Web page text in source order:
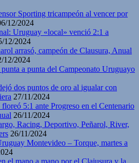
Sporting tricampeón al vencer por
12/2024
Uruguay «local» venció 2:1 a
12/2024
arrasó, campeón de Clausura, Anual
12/2024
a punta del Campeonato Uruguayo
dos puntos de oro al igualar con
27/11/2024
5:1 ante Progreso en el Centenario
26/11/2024
Racing, Deportivo, Peñarol, River,
26/11/2024
Montevideo – Torque, martes a
el mano a mano por el Claiusura y la